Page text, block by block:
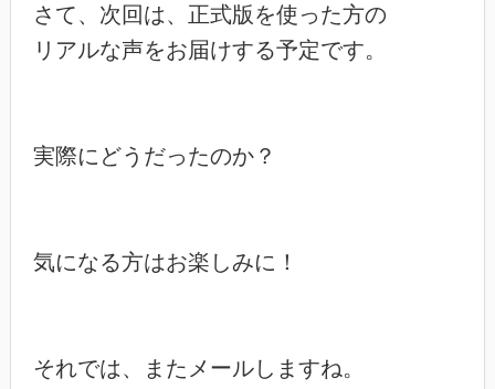
さて、次回は、正式版を使った方の
リアルな声をお届けする予定です。
実際にどうだったのか？
気になる方はお楽しみに！
それでは、またメールしますね。